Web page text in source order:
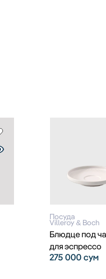
Посуда
Villeroy & Boch
Блюдце под
для эспрессо
275 000сум